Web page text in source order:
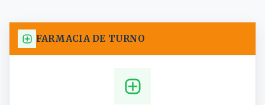
FARMACIA DE TURNO